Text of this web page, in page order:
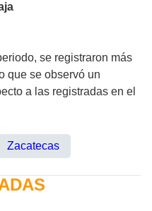
se registraron más
que se observó un
a las registradas en el
Zacatecas